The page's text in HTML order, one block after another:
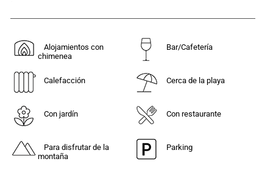
Alojamientos con
chimenea
Bar/Cafetería
Calefacción Cerca de la playa
Con jardín Con restaurante
Para disfrutar de la
montaña
Parking